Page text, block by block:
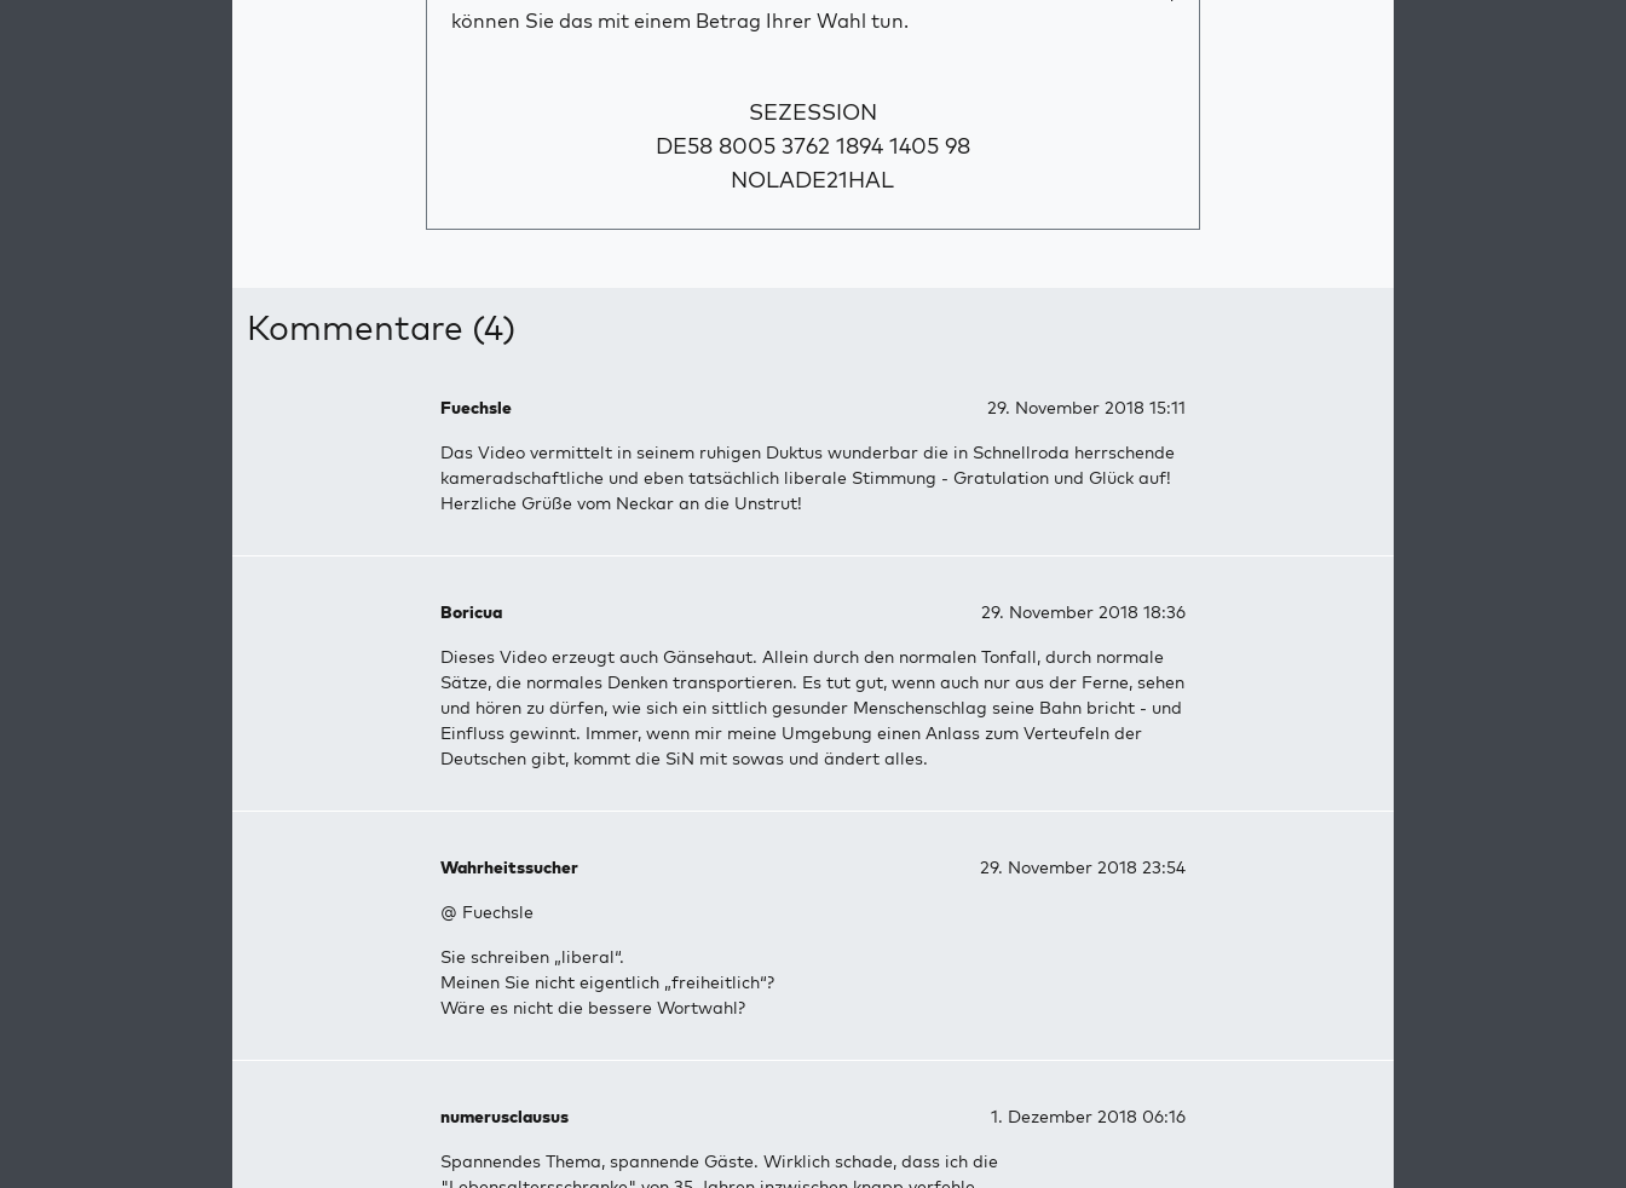
können Sie das mit einem Betrag Ihrer Wahl tun.
SEZESSION
DE58 8005 3762 1894 1405 98
NOLADE21HAL
Kommentare (4)
Fuechsle 29. November 2018 15:11
Das Video vermittelt in seinem ruhigen Duktus wunderbar die in Schnellroda herrschende
kameradschaftliche und eben tatsächlich liberale Stimmung - Gratulation und Glück auf!
Herzliche Grüße vom Neckar an die Unstrut!
Boricua 29. November 2018 18:36
Dieses Video erzeugt auch Gänsehaut. Allein durch den normalen Tonfall, durch normale
Sätze, die normales Denken transportieren. Es tut gut, wenn auch nur aus der Ferne, sehen
und hören zu dürfen, wie sich ein sittlich gesunder Menschenschlag seine Bahn bricht - und
Einfluss gewinnt. Immer, wenn mir meine Umgebung einen Anlass zum Verteufeln der
Deutschen gibt, kommt die SiN mit sowas und ändert alles.
Wahrheitssucher 29. November 2018 23:54
@ Fuechsle
Sie schreiben „liberal“.
Meinen Sie nicht eigentlich „freiheitlich“?
Wäre es nicht die bessere Wortwahl?
numerusclausus 1. Dezember 2018 06:16
Spannendes Thema, spannende Gäste. Wirklich schade, dass ich die